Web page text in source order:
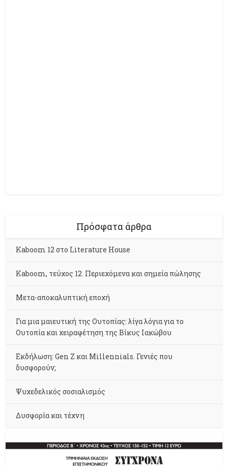
Πρόσφατα άρθρα
Kaboom 12 στο Literature House
Kaboom, τεύχος 12. Περιεχόμενα και σημεία πώλησης
Μετα-αποκαλυπτική εποχή
Για μια μαιευτική της Ουτοπίας: λίγα λόγια για το
Ουτοπία και χειραφέτηση της Βίκυς Ιακώβου
Εκδήλωση: Gen Z και Millennials. Γενιές που
δυσφορούν;
Ψυχεδελικός σοσιαλισμός
Δυσφορία και τέχνη